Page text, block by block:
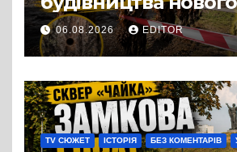
супермаркету
проспекті
дерева. І це
можна назвати
випадковістю
06.08.2026 EDITOR
TV СЮЖЕТ ІСТОРІЯ БЕЗ КОМЕНТАРІВ